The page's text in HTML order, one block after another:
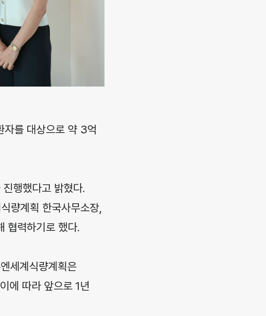
자를 대상으로 약 3억
행했다고 밝혔다.
량계획 한국사무소장,
협력하기로 했다.
세계식량계획은
에 따라 앞으로 1년